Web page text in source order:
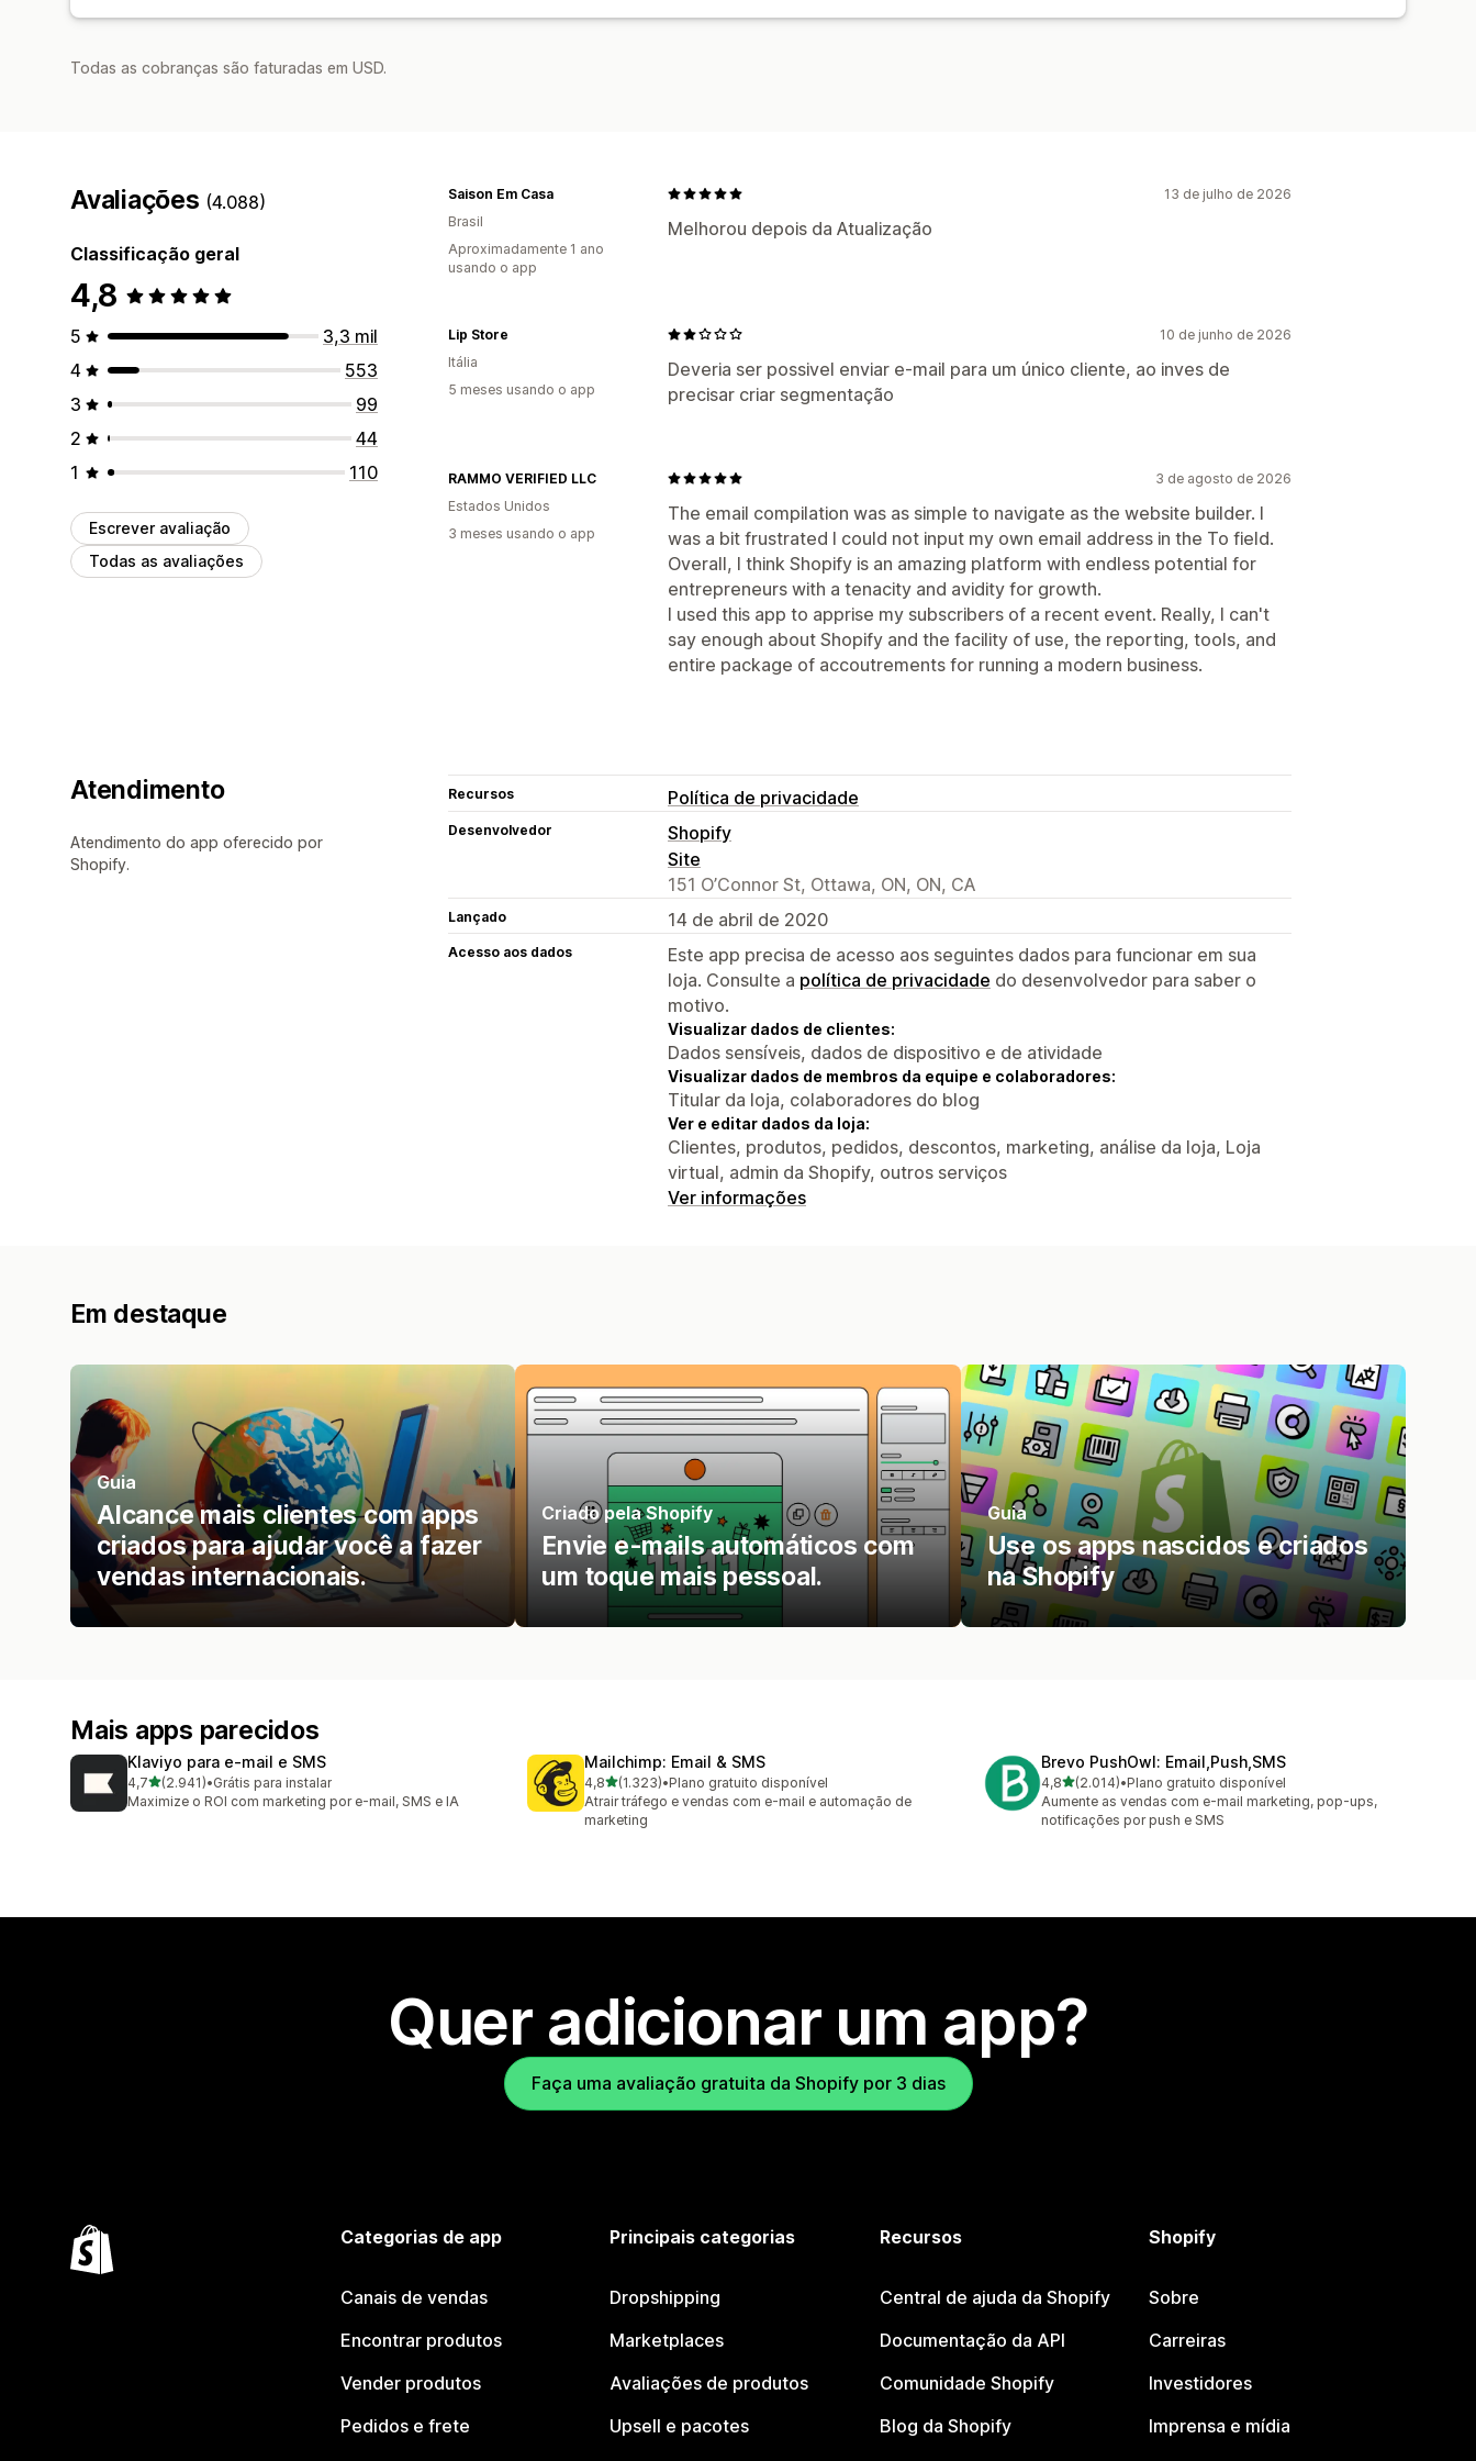
Todas as cobranças são faturadas em USD.
Avaliações (4.088)
Classificação geral
4,8
5
3,3 mil
4
553
3
99
2
44
1
110
Escrever avaliação
Todas as avaliações
13 de julho de 2026
Melhorou depois da Atualização
Saison Em Casa
Brasil
Aproximadamente 1 ano
usando o app
10 de junho de 2026
Deveria ser possivel enviar e-mail para um único cliente, ao inves de
precisar criar segmentação
Lip Store
Itália
5 meses usando o app
3 de agosto de 2026
The email compilation was as simple to navigate as the website builder. I
was a bit frustrated I could not input my own email address in the To field.
Overall, I think Shopify is an amazing platform with endless potential for
entrepreneurs with a tenacity and avidity for growth.
I used this app to apprise my subscribers of a recent event. Really, I can't
say enough about Shopify and the facility of use, the reporting, tools, and
entire package of accoutrements for running a modern business.
RAMMO VERIFIED LLC
Estados Unidos
3 meses usando o app
Atendimento
Atendimento do app oferecido por
Shopify.
Recursos Política de privacidade
Desenvolvedor
Shopify
Site
151 O’Connor St, Ottawa, ON, ON, CA
Lançado 14 de abril de 2020
Acesso aos dados
Este app precisa de acesso aos seguintes dados para funcionar em sua
loja. Consulte a política de privacidade do desenvolvedor para saber o
motivo.
Visualizar dados de clientes:
Dados sensíveis, dados de dispositivo e de atividade
Visualizar dados de membros da equipe e colaboradores:
Titular da loja, colaboradores do blog
Ver e editar dados da loja:
Clientes, produtos, pedidos, descontos, marketing, análise da loja, Loja
virtual, admin da Shopify, outros serviços
Ver informações
Em destaque
Guia
Alcance mais clientes com apps
criados para ajudar você a fazer
vendas internacionais.
Criado pela Shopify
Envie e-mails automáticos com
um toque mais pessoal.
Guia
Use os apps nascidos e criados
na Shopify
Mais apps parecidos
Klaviyo para e‑mail e SMS
4,7de 5 estrelas
(2.941)
2941 avaliações ao todo
•Grátis para instalar
Maximize o ROI com marketing por e-mail, SMS e IA
Mailchimp: Email & SMS
4,8de 5 estrelas
(1.323)
1323 avaliações ao todo
•Plano gratuito disponível
Atrair tráfego e vendas com e-mail e automação de
marketing
Brevo PushOwl: Email,Push,SMS
4,8de 5 estrelas
(2.014)
2014 avaliações ao todo
•Plano gratuito disponível
Aumente as vendas com e-mail marketing, pop-ups,
notificações por push e SMS
Quer adicionar um app?
Faça uma avaliação gratuita da Shopify por 3 dias
Categorias de app
Canais de vendas
Encontrar produtos
Vender produtos
Pedidos e frete
Principais categorias
Dropshipping
Marketplaces
Avaliações de produtos
Upsell e pacotes
Recursos
Central de ajuda da Shopify
Documentação da API
Comunidade Shopify
Blog da Shopify
Shopify
Sobre
Carreiras
Investidores
Imprensa e mídia